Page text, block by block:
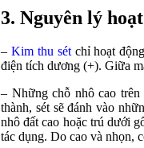
3. Nguyên lý
– Kim thu sétchỉ hoạt
điện tích dương (+). Giữa
– Những chỗ nhô cao
thành, sét sẽ đánh vào
nhô đất cao hoặc trú dưới
tác dụng. Do cao và nhọn,